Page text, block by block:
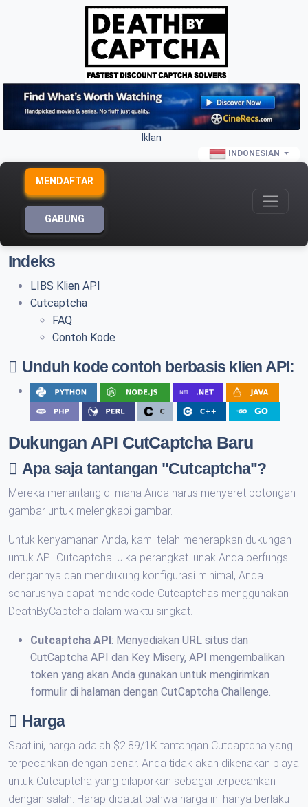
Iklan
INDONESIAN
MENDAFTAR
GABUNG
Indeks
LIBS Klien API
Cutcaptcha
FAQ
Contoh Kode
Unduh kode contoh berbasis klien API:
Dukungan API CutCaptcha Baru
Apa saja tantangan "Cutcaptcha"?
Mereka menantang di mana Anda harus menyeret potongan
gambar untuk melengkapi gambar.
Untuk kenyamanan Anda, kami telah menerapkan dukungan
untuk API Cutcaptcha. Jika perangkat lunak Anda berfungsi
dengannya dan mendukung konfigurasi minimal, Anda
seharusnya dapat mendekode Cutcaptchas menggunakan
DeathByCaptcha dalam waktu singkat.
Cutcaptcha API: Menyediakan URL situs dan
CutCaptcha API dan Key Misery, API mengembalikan
token yang akan Anda gunakan untuk mengirimkan
formulir di halaman dengan CutCaptcha Challenge.
Harga
Saat ini, harga adalah $2.89/1K tantangan Cutcaptcha yang
terpecahkan dengan benar. Anda tidak akan dikenakan biaya
untuk Cutcaptcha yang dilaporkan sebagai terpecahkan
dengan salah. Harap dicatat bahwa harga ini hanya berlaku